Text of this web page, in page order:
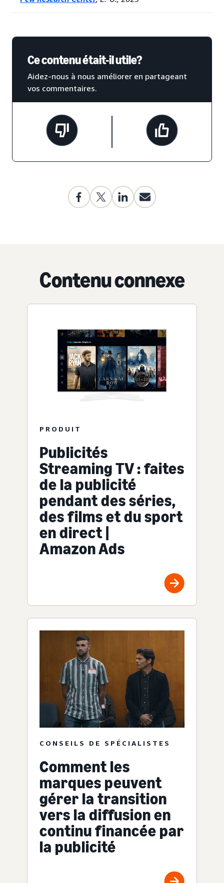
Ce contenu était-il utile?
Aidez-nous à nous améliorer en partageant
vos commentaires.
Contenu connexe
PRODUIT
Publicités
Streaming TV : faites
de la publicité
pendant des séries,
des films et du sport
en direct |
Amazon Ads
CONSEILS DE SPÉCIALISTES
Comment les
marques peuvent
gérer la transition
vers la diffusion en
continu financée par
la publicité